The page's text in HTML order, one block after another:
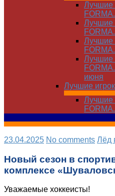
Лучшие
Лучшие
Лучшие
Лучшие
июня
Лучшие
Лучшие
23.04.2025 No comments Лёд
Новый сезон в
комплексе
Уважаемые хоккеисты!